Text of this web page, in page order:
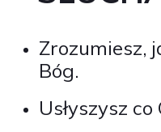
Zrozumiesz,
Bóg.
Usłyszysz